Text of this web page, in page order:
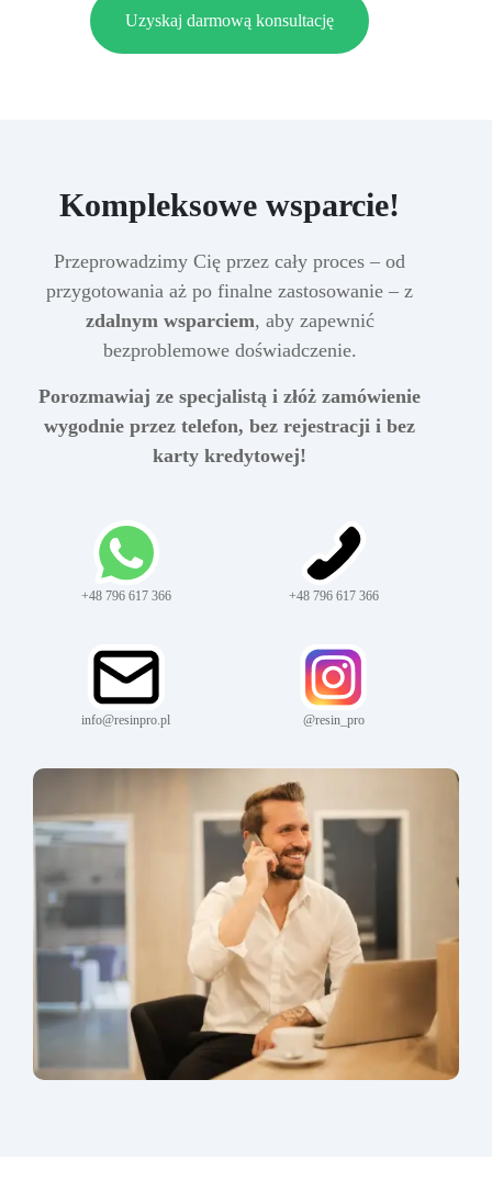
Uzyskaj darmową konsultację
Kompleksowe wsparcie!
Przeprowadzimy Cię przez cały proces – od
przygotowania aż po finalne zastosowanie – z
zdalnym wsparciem, aby zapewnić
bezproblemowe doświadczenie.
Porozmawiaj ze specjalistą i złóż zamówienie
wygodnie przez telefon, bez rejestracji i bez
karty kredytowej!
+48 796 617 366 +48 796 617 366
info@resinpro.pl @resin_pro